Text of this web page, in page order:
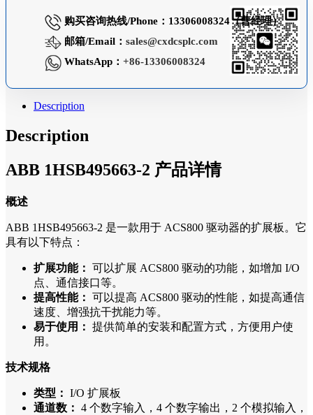
购买咨询热线/Phone：13306008324（曹经理）
邮箱/Email： sales@cxdcsplc.com
WhatsApp： +86-13306008324
Description
Description
ABB 1HSB495663-2 产品详情
概述
ABB 1HSB495663-2 是一款用于 ACS800 驱动器的扩展板。它
具有以下特点：
扩展功能： 可以扩展 ACS800 驱动的功能，如增加 I/O
点、通信接口等。
提高性能： 可以提高 ACS800 驱动的性能，如提高通信
速度、增强抗干扰能力等。
易于使用： 提供简单的安装和配置方式，方便用户使
用。
技术规格
类型： I/O 扩展板
通道数： 4 个数字输入，4 个数字输出，2 个模拟输入，